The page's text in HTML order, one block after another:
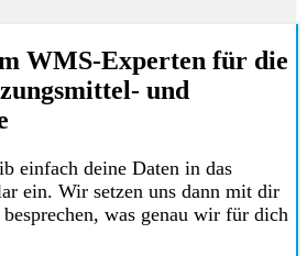
WMS-Experten für die
und
einfach deine Daten in das
ein. Wir setzen uns dann mit dir
was genau wir für dich